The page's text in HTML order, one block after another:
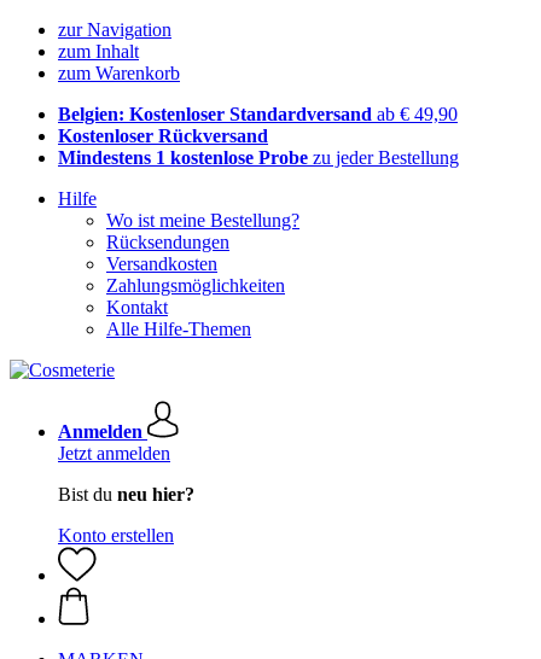
zur Navigation
zum Inhalt
zum Warenkorb
Belgien: Kostenloser Standardversand ab € 49,90
Kostenloser Rückversand
Mindestens 1 kostenlose Probe zu jeder Bestellung
Hilfe
Wo ist meine Bestellung?
Rücksendungen
Versandkosten
Zahlungsmöglichkeiten
Kontakt
Alle Hilfe-Themen
Anmelden
Jetzt anmelden
Bist du neu hier?
Konto erstellen